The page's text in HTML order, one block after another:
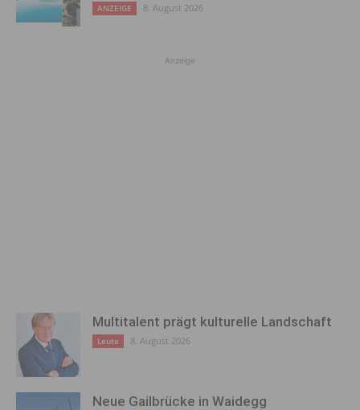
ANZEIGE 8. August 2026
Anzeige
Multitalent prägt kulturelle Landschaft
Leute 8. August 2026
Neue Gailbrücke in Waidegg